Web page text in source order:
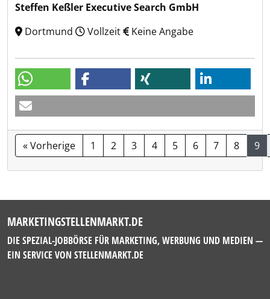
Steffen Keßler Executive Search GmbH
Dortmund
Vollzeit Keine Angabe
« Vorherige 1 2 3 4 5 6 7 8 9
MARKETINGSTELLENMARKT.DE
DIE SPEZIAL-JOBBÖRSE FÜR MARKETING, WERBUNG UND MEDIEN —
EIN SERVICE VON STELLENMARKT.DE